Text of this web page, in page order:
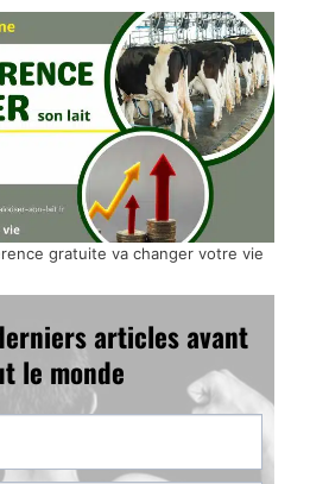
gratuite va changer votre vie